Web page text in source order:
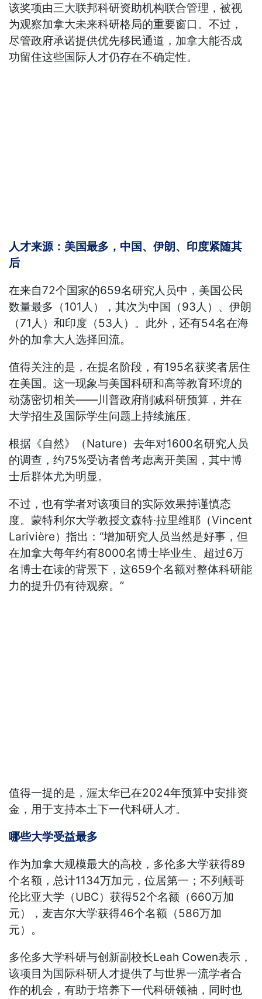
该奖项由三大联邦科研资助机构联合管理，被视
为观察加拿大未来科研格局的重要窗口。不过，
尽管政府承诺提供优先移民通道，加拿大能否成
功留住这些国际人才仍存在不确定性。
人才来源：美国最多，中国、伊朗、印度紧随其
后
在来自72个国家的659名研究人员中，美国公民
数量最多（101人），其次为中国（93人）、伊朗
（71人）和印度（53人）。此外，还有54名在海
外的加拿大人选择回流。
值得关注的是，在提名阶段，有195名获奖者居住
在美国。这一现象与美国科研和高等教育环境的
动荡密切相关——川普政府削减科研预算，并在
大学招生及国际学生问题上持续施压。
根据《自然》（Nature）去年对1600名研究人员
的调查，约75%受访者曾考虑离开美国，其中博
士后群体尤为明显。
不过，也有学者对该项目的实际效果持谨慎态
度。蒙特利尔大学教授文森特·拉里维耶（Vincent
Larivière）指出：“增加研究人员当然是好事，但
在加拿大每年约有8000名博士毕业生、超过6万
名博士在读的背景下，这659个名额对整体科研能
力的提升仍有待观察。”
值得一提的是，渥太华已在2024年预算中安排资
金，用于支持本土下一代科研人才。
哪些大学受益最多
作为加拿大规模最大的高校，多伦多大学获得89
个名额，总计1134万加元，位居第一；不列颠哥
伦比亚大学（UBC）获得52个名额（660万加
元），麦吉尔大学获得46个名额（586万加
元）。
多伦多大学科研与创新副校长Leah Cowen表示，
该项目为国际科研人才提供了与世界一流学者合
作的机会，有助于培养下一代科研领袖，同时也